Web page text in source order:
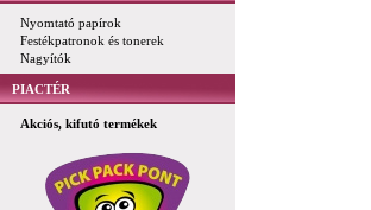
Nyomtató papírok
Festékpatronok és tonerek
Nagyítók
PIACTÉR
Akciós, kifutó termékek